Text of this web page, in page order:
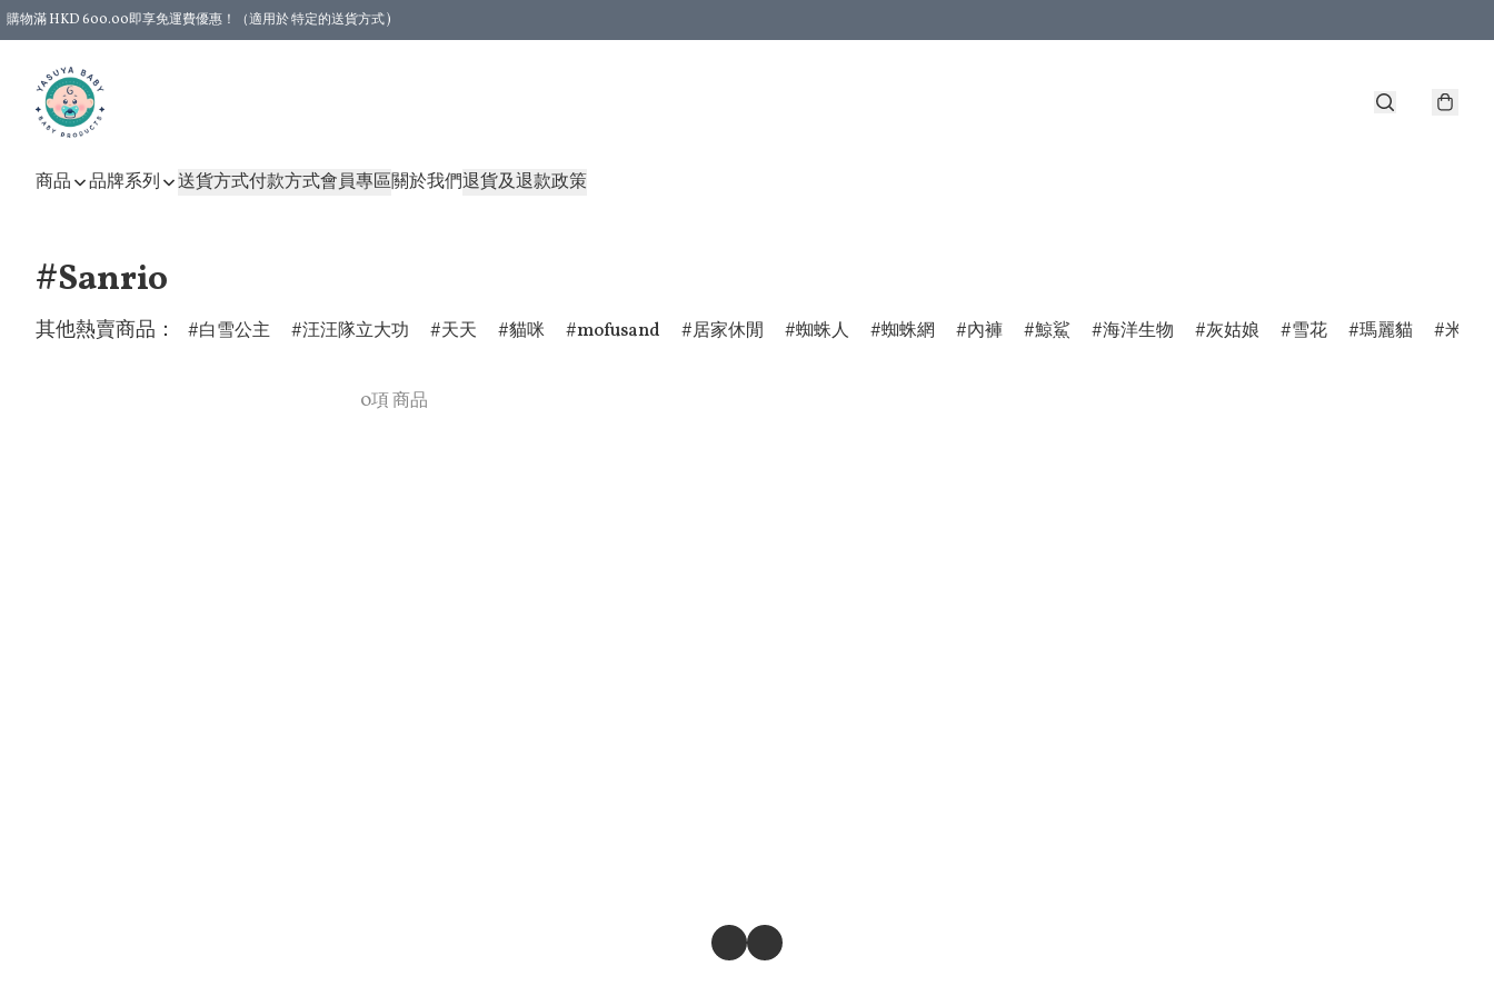
購物滿 HKD 600.00即享免運費優惠！（適用於 特定的送貨方式 )
商品 品牌系列 送貨方式付款方式會員專區關於我們退貨及退款政策
#Sanrio
其他熱賣商品： 白雪公主 汪汪隊立大功 天天 貓咪 mofusand 居家休閒 蜘蛛人 蜘蛛網 內褲 鯨鯊 海洋生物 灰姑娘 雪花 瑪麗貓 米菲
0項 商品